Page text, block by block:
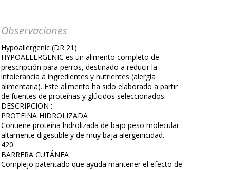
Observaciones
Hypoallergenic (DR 21)
HYPOALLERGENIC es un alimento completo de
prescripción para perros, destinado a reducir la
intolerancia a ingredientes y nutrientes (alergia
alimentaria). Este alimento ha sido elaborado a partir
de fuentes de proteínas y glúcidos seleccionados.
DESCRIPCION :
PROTEINA HIDROLIZADA
Contiene proteína hidrolizada de bajo peso molecular
altamente digestible y de muy baja alergenicidad.
420
BARRERA CUTÁNEA
Complejo patentado que ayuda mantener el efecto de